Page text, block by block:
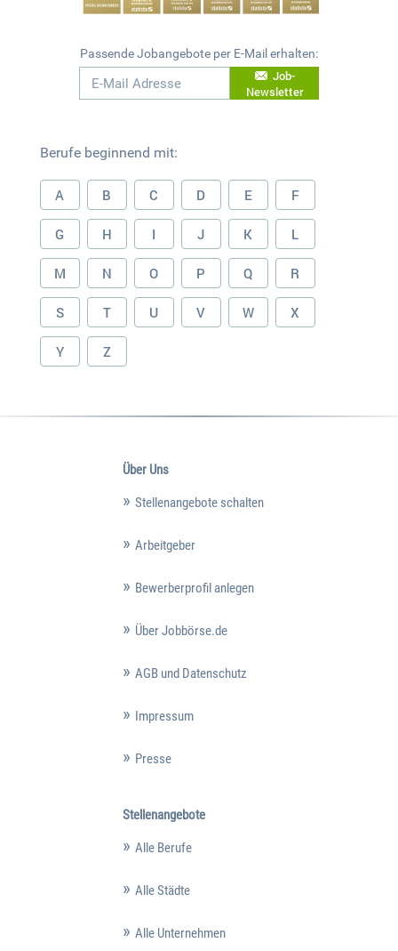
Passende Jobangebote per E-Mail erhalten:
Job-
Newsletter
Berufe beginnend mit:
A B C D E F
G H I J K L
M N O P Q R
S T U V W X
Y Z
Über Uns
Stellenangebote schalten
Arbeitgeber
Bewerberprofil anlegen
Über Jobbörse.de
AGB und Datenschutz
Impressum
Presse
Stellenangebote
Alle Berufe
Alle Städte
Alle Unternehmen